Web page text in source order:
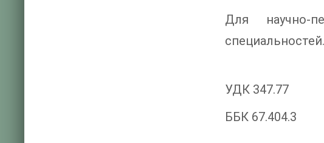
Для научно-
специальностей.
УДК 347.77
ББК 67.404.3